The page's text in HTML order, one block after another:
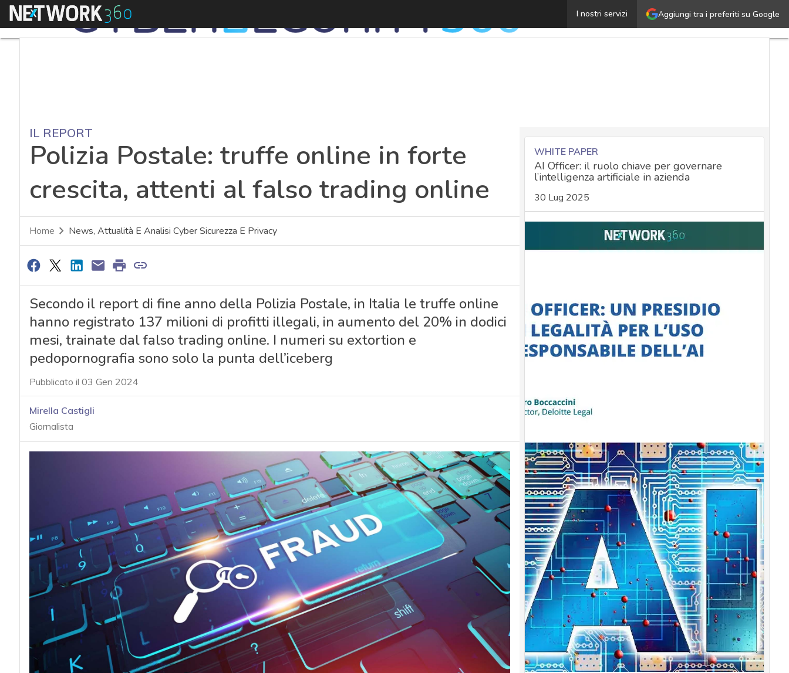
Aggiungi tra i preferiti su Google
I nostri servizi
Menu Polizia Postale: truffe online in forte crescita, attenti al
IL REPORT
Polizia Postale: truffe online in forte
crescita, attenti al falso trading online
Home News, Attualità E Analisi Cyber Sicurezza E Privacy
Secondo il report di fine anno della Polizia Postale, in Italia le truffe online
hanno registrato 137 milioni di profitti illegali, in aumento del 20% in dodici
mesi, trainate dal falso trading online. I numeri su extortion e
pedopornografia sono solo la punta dell’iceberg
Pubblicato il 03 Gen 2024
Mirella Castigli
Giornalista
WHITE PAPER
AI Officer: il ruolo chiave per governare
l’intelligenza artificiale in azienda
30 Lug 2025